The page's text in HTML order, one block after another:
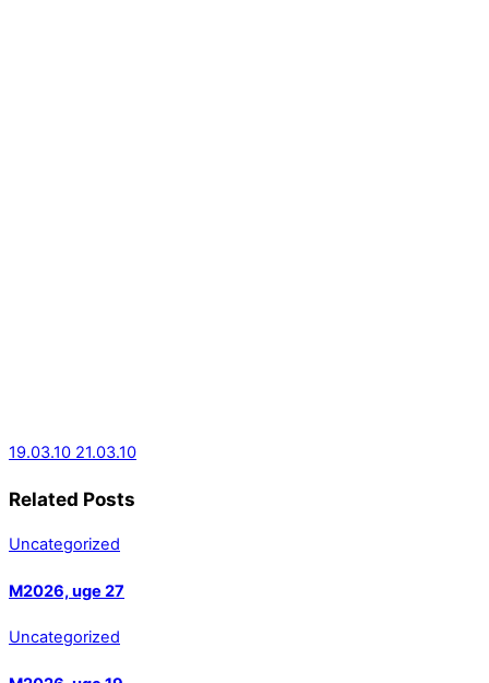
19.03.10 21.03.10
Related Posts
Uncategorized
M2026, uge 27
Uncategorized